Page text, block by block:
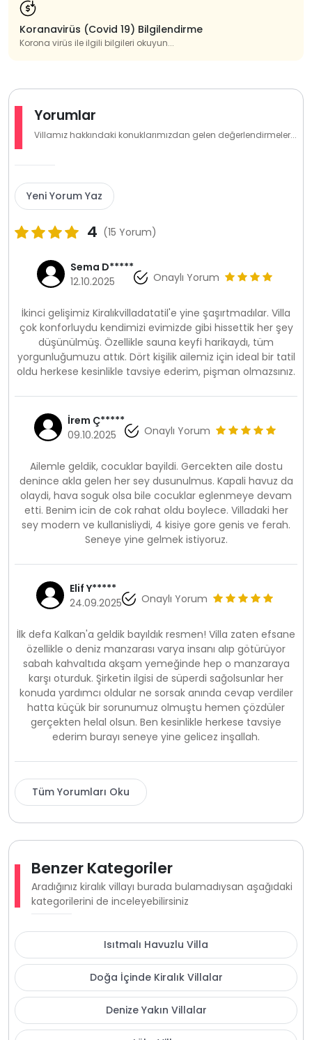
Koranavirüs (Covid 19) Bilgilendirme
Korona virüs ile ilgili bilgileri okuyun...
Yorumlar
Villamız hakkındaki konuklarımızdan gelen değerlendirmeler...
Yeni Yorum Yaz
4 (15 Yorum)
Sema D*****
12.10.2025
Onaylı Yorum
İkinci gelişimiz Kiralıkvilladatatil'e yine şaşırtmadılar. Villa
çok konforluydu kendimizi evimizde gibi hissettik her şey
düşünülmüş. Özellikle sauna keyfi harikaydı, tüm
yorgunluğumuzu attık. Dört kişilik ailemiz için ideal bir tatil
oldu herkese kesinlikle tavsiye ederim, pişman olmazsınız.
İrem Ç*****
09.10.2025
Onaylı Yorum
Ailemle geldik, cocuklar bayildi. Gercekten aile dostu
denince akla gelen her sey dusunulmus. Kapali havuz da
olaydi, hava soguk olsa bile cocuklar eglenmeye devam
etti. Benim icin de cok rahat oldu boylece. Villadaki her
sey modern ve kullanisliydi, 4 kisiye gore genis ve ferah.
Seneye yine gelmek istiyoruz.
Elif Y*****
24.09.2025
Onaylı Yorum
İlk defa Kalkan'a geldik bayıldık resmen! Villa zaten efsane
özellikle o deniz manzarası varya insanı alıp götürüyor
sabah kahvaltıda akşam yemeğinde hep o manzaraya
karşı oturduk. Şirketin ilgisi de süperdi sağolsunlar her
konuda yardımcı oldular ne sorsak anında cevap verdiler
hatta küçük bir sorunumuz olmuştu hemen çözdüler
gerçekten helal olsun. Ben kesinlikle herkese tavsiye
ederim burayı seneye yine gelicez inşallah.
Tüm Yorumları Oku
Benzer Kategoriler
Aradığınız kiralık villayı burada bulamadıysan aşağıdaki
kategorilerini de inceleyebilirsiniz
Isıtmalı Havuzlu Villa
Doğa İçinde Kiralık Villalar
Denize Yakın Villalar